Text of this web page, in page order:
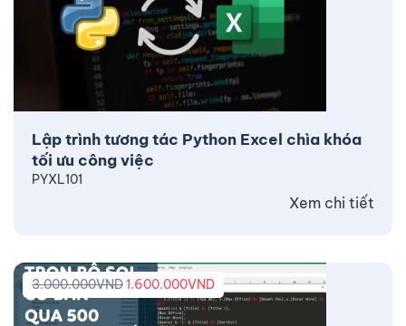
Lập trình tương tác Python Excel chìa khóa
tối ưu công việc
PYXL101
Xem chi tiết
3.000.000VND1.600.000VND